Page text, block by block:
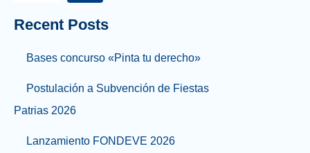
Recent Posts
Bases concurso «Pinta tu derecho»
Postulación a Subvención de Fiestas
Patrias 2026
Lanzamiento FONDEVE 2026